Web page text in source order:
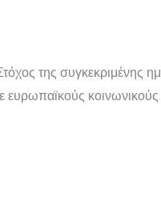
της συγκεκριμένης